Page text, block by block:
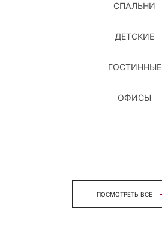
СПАЛЬНИ
ДЕТСКИЕ
ГОСТИННЫЕ
ОФИСЫ
ПОСМОТРЕТЬ ВСЕ